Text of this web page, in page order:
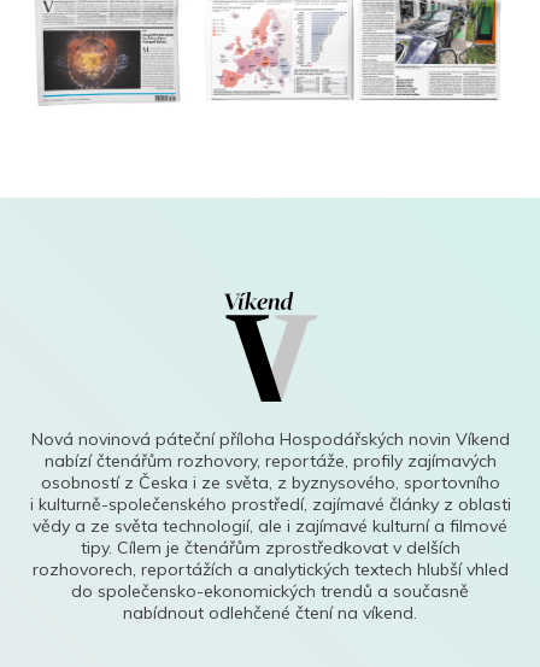
Nová novinová páteční příloha Hospodářských novin Víkend
nabízí čtenářům rozhovory, reportáže, profily zajímavých
osobností z Česka i ze světa, z byznysového, sportovního
i kulturně-společenského prostředí, zajímavé články z oblasti
vědy a ze světa technologií, ale i zajímavé kulturní a filmové
tipy. Cílem je čtenářům zprostředkovat v delších
rozhovorech, reportážích a analytických textech hlubší vhled
do společensko-ekonomických trendů a současně
nabídnout odlehčené čtení na víkend.